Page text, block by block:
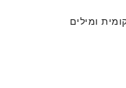
ומילים